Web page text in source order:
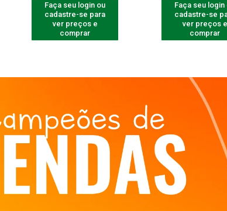
Faça seu login ou
cadastre-se para
ver preços e
comprar
Faça seu login
cadastre-se
ver preços e
comprar